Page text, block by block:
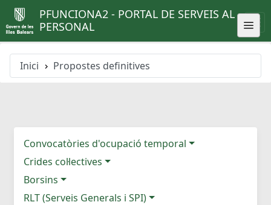
PFUNCIONA2 - PORTAL DE SERVEIS AL
PERSONAL
Inici Propostes definitives
Convocatòries d'ocupació temporal
Crides col·lectives
Borsins
RLT (Serveis Generals i SPI)